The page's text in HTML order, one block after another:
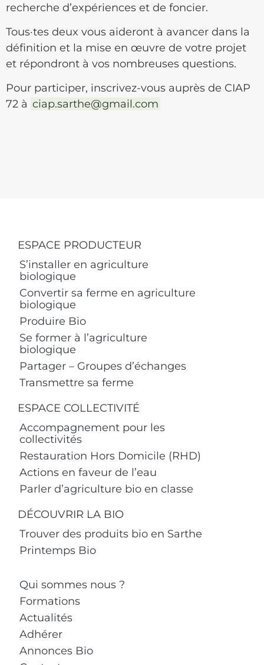
recherche d’expériences et de foncier.
Tous·tes deux vous aideront à avancer dans la
définition et la mise en œuvre de votre projet
et répondront à vos nombreuses questions.
Pour participer, inscrivez-vous auprès de CIAP
72 à ciap.sarthe@gmail.com
ESPACE PRODUCTEUR
S’installer en agriculture
biologique
Convertir sa ferme en agriculture
biologique
Produire Bio
Se former à l’agriculture
biologique
Partager – Groupes d’échanges
Transmettre sa ferme
ESPACE COLLECTIVITÉ
Accompagnement pour les
collectivités
Restauration Hors Domicile (RHD)
Actions en faveur de l’eau
Parler d’agriculture bio en classe
DÉCOUVRIR LA BIO
Trouver des produits bio en Sarthe
Printemps Bio
Qui sommes nous ?
Formations
Actualités
Adhérer
Annonces Bio